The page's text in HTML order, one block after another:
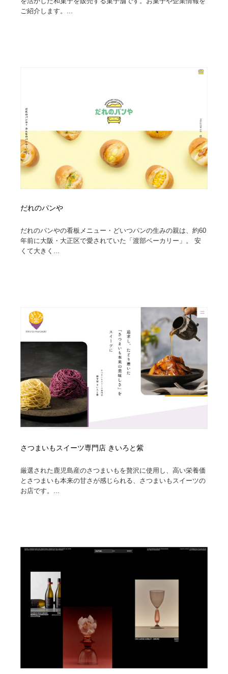
ご紹介します。...
だれのパンや
だれのパンやの看板メニュー・どいつパンの生みの親は、約60
年前に大阪・大正区で愛されていた「渡部ベーカリー」。 安
くて大きく...
さつまいもスイーツ専門店 きいろと紫
厳選された鹿児島産のさつまいもを贅沢に使用し、高い栄養価
とさつまいも本来の甘さが感じられる、さつまいもスイーツの
お店です。...